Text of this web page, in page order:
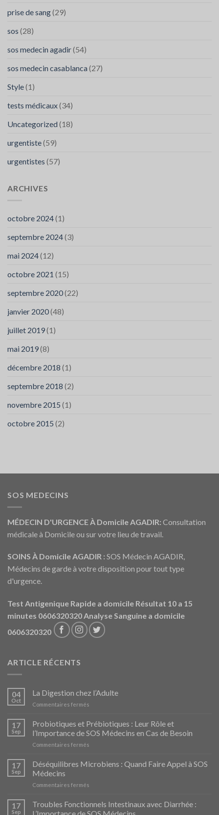
prise de sang(29)
sos (28)
sos medecin agadir(54)
sos medecin casablanca (27)
Style(1)
tests médicaux(34)
Uncategorized (18)
urgentiste(59)
urgentistes (57)
ARCHIVES
octobre 2024(1)
septembre 2024(3)
mai 2024(12)
octobre 2021 (15)
septembre 2020(22)
janvier 2020(48)
juillet 2019(1)
mai 2019(8)
décembre 2018 (1)
septembre 2018 (2)
novembre 2015 (1)
octobre 2015 (2)
SOS MEDECINS
MÉDECIN D'URGENCE À Domicile AGADIR: Consultation
médicale à Domicile ou sur votre lieu de travail.
SOINS À Domicile AGADIR : SOS Médecin AGADIR,
Médecins de garde à votre disposition pour tout type
d'urgence.
Test Antigenique Rapide a domicile Résultat 10 a 15
minutes 0606320320Analyse Sanguine a domicile
0606320320
ARTICLE RÉCENTS
04
Oct
La Digestion chez l’Adulte
Commentaires fermés
Digestion
chez
l’Adulte
17
Sep
Probiotiques et Prébiotiques : Leur Rôle et
l’Importance de SOS Médecins en Cas de Besoin
Commentaires fermés
et
Prébiotiques
et
l’Importance
17
Sep
Déséquilibres Microbiens : Quand Faire Appel à SOS
Médecins
Commentaires fermés
Microbiens
:
17
Sep
Troubles Fonctionnels Intestinaux avec Diarrhée :